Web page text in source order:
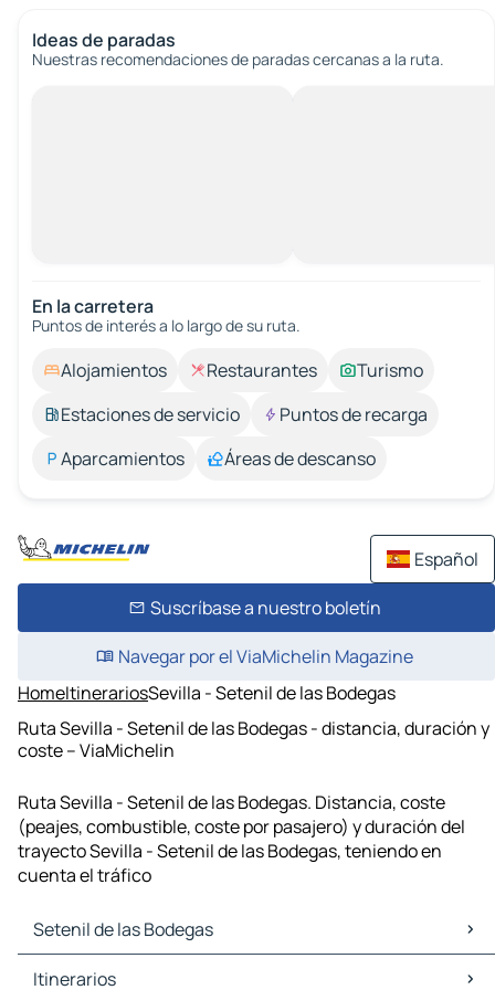
Ideas de paradas
Nuestras recomendaciones de paradas cercanas a la ruta.
En la carretera
Puntos de interés a lo largo de su ruta.
Alojamientos Restaurantes
Turismo
Estaciones de servicio
Puntos de recarga
Aparcamientos
Áreas de descanso
Español
Suscríbase a nuestro boletín
Navegar por el ViaMichelin Magazine
HomeItinerariosSevilla - Setenil de las Bodegas
Ruta Sevilla - Setenil de las Bodegas - distancia, duración y
coste – ViaMichelin
Ruta Sevilla - Setenil de las Bodegas. Distancia, coste
(peajes, combustible, coste por pasajero) y duración del
trayecto Sevilla - Setenil de las Bodegas, teniendo en
cuenta el tráfico
Setenil de las Bodegas
Setenil de las Bodegas Mapas Planos
Itinerarios